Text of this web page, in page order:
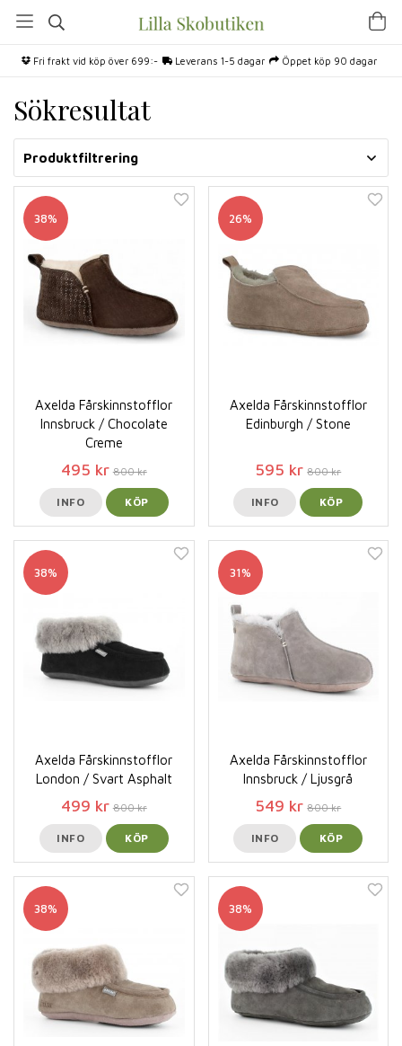
Fri frakt vid köp över 699:- Leverans 1-5 dagar Öppet köp 90 dagar
Sökresultat
Produktfiltrering
38%
Axelda Fårskinnstofflor
Innsbruck / Chocolate
Creme
495 kr 800 kr
INFO KÖP
26%
Axelda Fårskinnstofflor
Edinburgh / Stone
595 kr 800 kr
INFO KÖP
38%
Axelda Fårskinnstofflor
London / Svart Asphalt
499 kr 800 kr
INFO KÖP
31%
Axelda Fårskinnstofflor
Innsbruck / Ljusgrå
549 kr 800 kr
INFO KÖP
38% 38%